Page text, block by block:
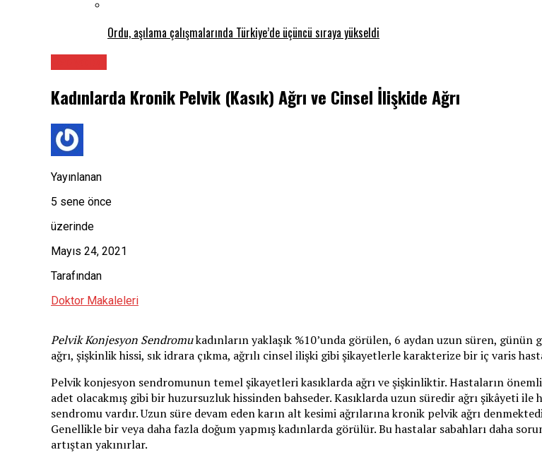
Ordu, aşılama çalışmalarında Türkiye’de üçüncü sıraya yükseldi
Kadınlarda Kronik Pelvik (Kasık) Ağrı ve Cinsel İlişkide Ağrı
Yayınlanan
5 sene önce
üzerinde
Mayıs 24, 2021
Tarafından
Doktor Makaleleri
Pelvik Konjesyon Sendromukadınların yaklaşık %10’unda görülen, 6 aydan uzun süren,
ağrı, şişkinlik hissi, sık idrara çıkma, ağrılı cinsel ilişki gibi şikayetlerle karakterize bir iç varis
Pelvik konjesyon sendromunun temel şikayetleri kasıklarda ağrı ve şişkinliktir. Hastaların önemli
adet olacakmış gibi bir huzursuzluk hissinden bahseder. Kasıklarda uzun süredir ağrı şikâyeti
sendromu vardır. Uzun süre devam eden karın alt kesimi ağrılarına kronik pelvik ağrı
Genellikle bir veya daha fazla doğum yapmış kadınlarda görülür. Bu hastalar sabahları daha
artıştan yakınırlar.